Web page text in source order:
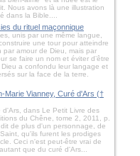
Nous avons là une illustration
dans la Bible....
du rituel maçonnique
unis par une même langue,
une tour pour atteindre
par amour de Dieu, mais par
se faire un nom et éviter d’être
Dieu a confondu leur langage et
sur la face de la terre.
Marie Vianney, Curé d'Ars (†
d'Ars, dans Le Petit Livre des
du Chêne, tome 2, 2011, p.
de plus d'un personnage, de
qu'ils furent les prodiges
Ceci n'est peut-être vrai de
que du curé d'Ars...